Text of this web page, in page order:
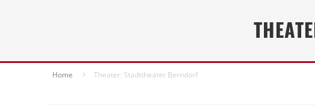
Home Theater: Stadttheater Berndorf